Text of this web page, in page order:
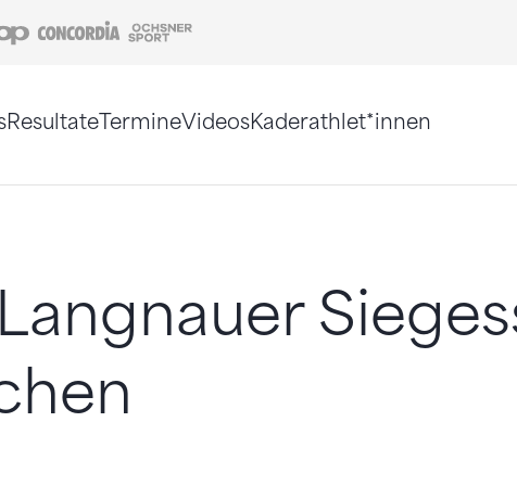
Coop Concordia
ResultateTermineVideosKaderathlet*innen